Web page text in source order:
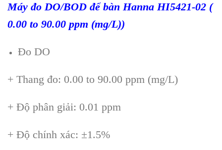
Máy đo DO/BOD để bàn Hanna HI5421-02 (
0.00 to 90.00 ppm (mg/L))
Đo DO
+ Thang đo: 0.00 to 90.00 ppm (mg/L)
+ Độ phân giải: 0.01 ppm
+ Độ chính xác: ±1.5%